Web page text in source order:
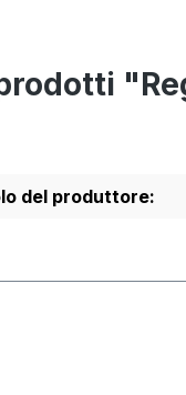
del produttore: